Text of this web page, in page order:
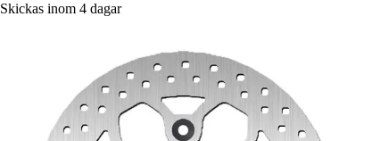
Skickas inom 4 dagar